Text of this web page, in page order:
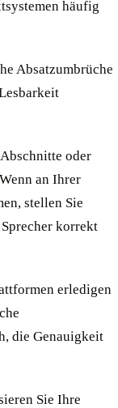
häufig
Absatzumbrüche
oder
an Ihrer
stellen Sie
korrekt
erledigen
die Genauigkeit
Sie Ihre